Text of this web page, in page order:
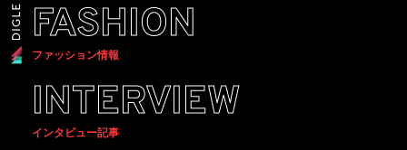
FASHION
ファッション情報
INTERVIEW
インタビュー記事